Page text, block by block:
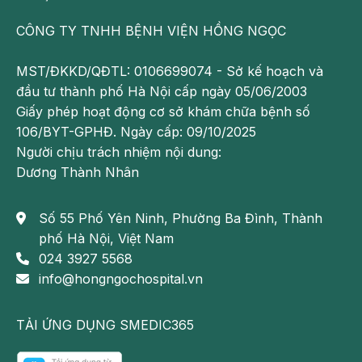
nếu không được điều trị sớm, bệnh sẽ để lại nhiều
biến chứng nguy hiểm như:
Thiếu máu:Viêm trực tràng, đặc biệt với những
trường hợp nặng thường gây chảy máu liên tục khi
đi đại tiện. Điều đó không chỉ gây đau, khó chịu mà
còn khiến bệnh nhân bịthiếu máunếu tình trạng
này diễn ra trong thời gian dài, khiến cho người
bệnh cảm thấy mệt mỏi, hoa mắt, chóng mặt, đau
Vết loét rộng và rò rỉ:Với những trường hợp viêm
trực tràng mãn tính, các vị trí viêm có thể hình
thành các vết loét lớn. Lâu dần, chúng lan rộng
qua thành ruột, tạo nên lỗ rò giữa ruột và da hoặc
đạo.
CÔNG TY TNHH BỆNH VIỆN HỒNG NGỌC
MST/ĐKKD/QĐTL: 0106699074 - Sở kế hoạch và
đầu tư thành phố Hà Nội cấp ngày 05/06/2003
Giấy phép hoạt động cơ sở khám chữa bệnh số
106/BYT-GPHĐ. Ngày cấp: 09/10/2025
Người chịu trách nhiệm nội dung:
Dương Thành Nhân
Số 55 Phố Yên Ninh, Phường Ba Đình, Thành
phố Hà Nội, Việt Nam
024 3927 5568
info@hongngochospital.vn
TẢI ỨNG DỤNG SMEDIC365